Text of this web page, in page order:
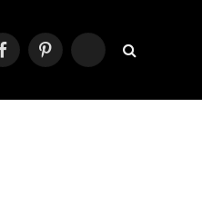
FacebookPinterestRSS